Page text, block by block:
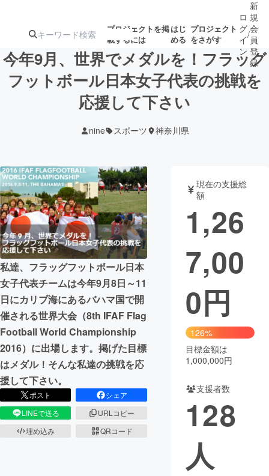
プロジェクトを掲
載するには
はじ
める
プロジェクト
をさがす
注目のリ 注目の新着プロ
募集終了が近いプ
テクノロジー・ガジェット
映像・映画 書籍・雑誌
ビジネス・起業 チャレンジ
まちづくり・地域活性化
CAMPFIRE for Social Good
CAMPFIRE Creation
CAMPFIREふるさと納税machi-ya コミュニティ
ロ
グ
イ
ン
/
新
規
会
員
登
録
今年9月、世界でメダルを！フラッグ
フットボール日本女子代表の挑戦を
応援して下さい
nine スポーツ 神奈川県
私達、フラッグフットボール日本
女子代表チームは今年9月8日～11
日にカリブ海にあるバハマ国で開
催される世界大会（8th IFAF Flag
Football World Championship
2016）に出場します。掲げた目標
はメダル！そんな私達の挑戦を応
援して下さい。
ポスト
シェア
LINEで送る
URLコピー
埋め込み
QRコード
現在の支援総
額
1,26
7,00
0円
126%
目標金額は
1,000,000円
支援者数
128
人